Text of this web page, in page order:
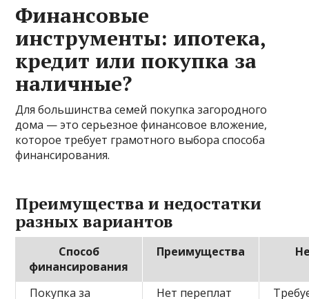
Финансовые
инструменты: ипотека,
кредит или покупка за
наличные?
Для большинства семей покупка загородного
дома — это серьезное финансовое вложение,
которое требует грамотного выбора способа
финансирования.
Преимущества и недостатки
разных вариантов
Способ
финансирования
Преимущества
Покупка за
Нет переплат